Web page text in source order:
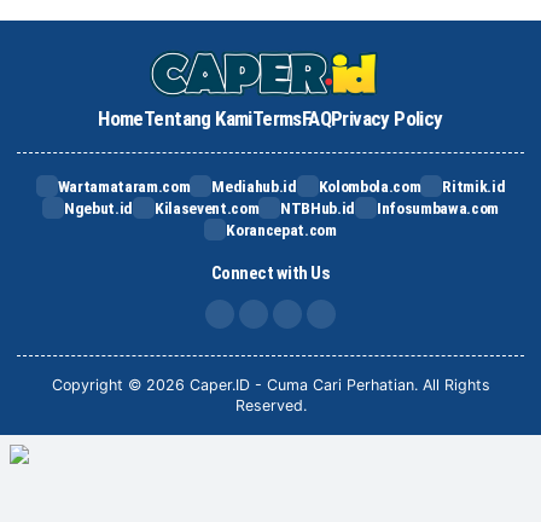
HomeTentang KamiTermsFAQPrivacy Policy
Wartamataram.com Mediahub.id Kolombola.com
Ritmik.id
Ngebut.id
Kilasevent.com NTBHub.id
Infosumbawa.com
Korancepat.com
Connect with Us
FB IG TikTok
Copyright © 2026 Caper.ID - Cuma Cari Perhatian. All Rights
Reserved.